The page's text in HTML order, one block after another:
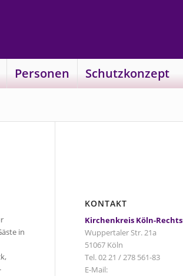
Personen Schutzkonzept
in
KONTAKT
Kirchenkreis Köln-
Wuppertaler Str. 21a
51067 Köln
Tel. 02 21 / 278 561-83
E-Mail: